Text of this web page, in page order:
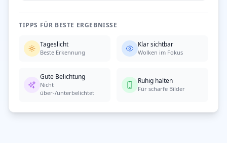
TIPPS FÜR BESTE ERGEBNISSE
Tageslicht
Beste Erkennung
Klar sichtbar
Wolken im Fokus
Gute Belichtung
Nicht
über-/unterbelichtet
Ruhig halten
Für scharfe Bilder